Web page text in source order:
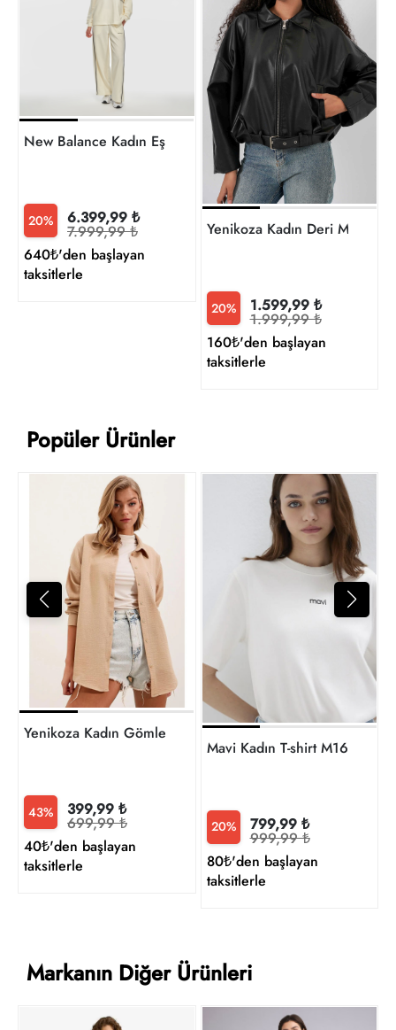
New Balance Kadın Eşofman Alt
20% 6.399,99 ₺
7.999,99 ₺
640₺'den başlayan
taksitlerle
Yenikoza Kadın Deri Mont ve
20% 1.599,99 ₺
1.999,99 ₺
160₺'den başlayan
taksitlerle
Popüler Ürünler
Yenikoza Kadın Gömlek
43% 399,99 ₺
699,99 ₺
40₺'den başlayan
taksitlerle
Mavi Kadın T-shirt
20% 799,99 ₺
999,99 ₺
80₺'den başlayan
taksitlerle
Markanın Diğer Ürünleri